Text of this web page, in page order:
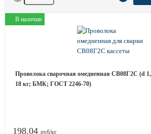
В наличии
Проволока сварочная омедненная СВ08Г2С (d
18 кг; БМК; ГОСТ 2246-70)
198.04 руб/кг